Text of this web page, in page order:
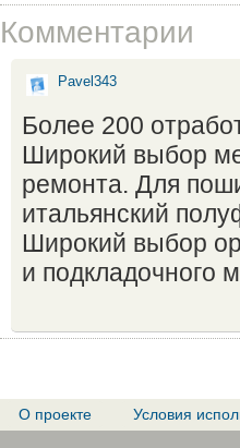
Комментарии
Pavel343
Более 200
Широкий выбор
ремонта. Для
итальянский
Широкий выбор
и подкладочного
О проекте Условия